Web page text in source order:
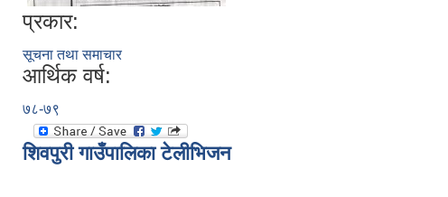
प्रकार:
सूचना तथा समाचार
आर्थिक वर्ष:
७८-७९
शिवपुरी गाउँपालिका टेलीभिजन